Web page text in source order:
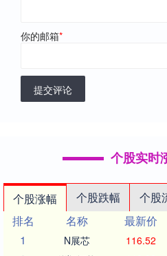
你的邮箱*
提交评论
个股实时
个股涨幅 个股跌幅 个股
排名
名称 最新价
1
N展芯 116.52